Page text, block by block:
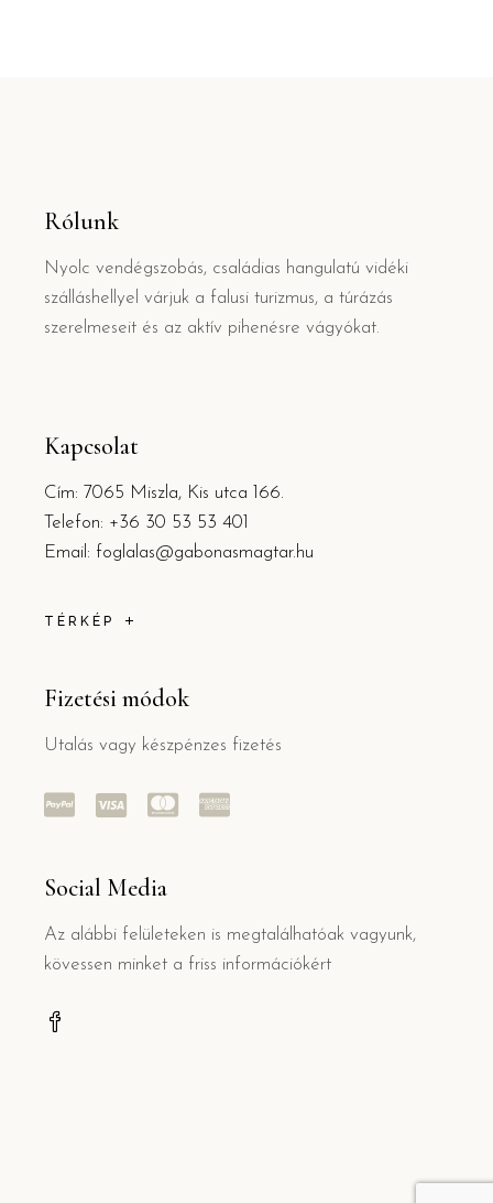
Rólunk
Nyolc vendégszobás, családias hangulatú vidéki
szálláshellyel várjuk a falusi turizmus, a túrázás
szerelmeseit és az aktív pihenésre vágyókat.
Kapcsolat
Cím: 7065 Miszla, Kis utca 166.
Telefon: +36 30 53 53 401
Email: foglalas@gabonasmagtar.hu
TÉRKÉP
Fizetési módok
Utalás vagy készpénzes fizetés
Social Media
Az alábbi felületeken is megtalálhatóak vagyunk,
kövessen minket a friss információkért